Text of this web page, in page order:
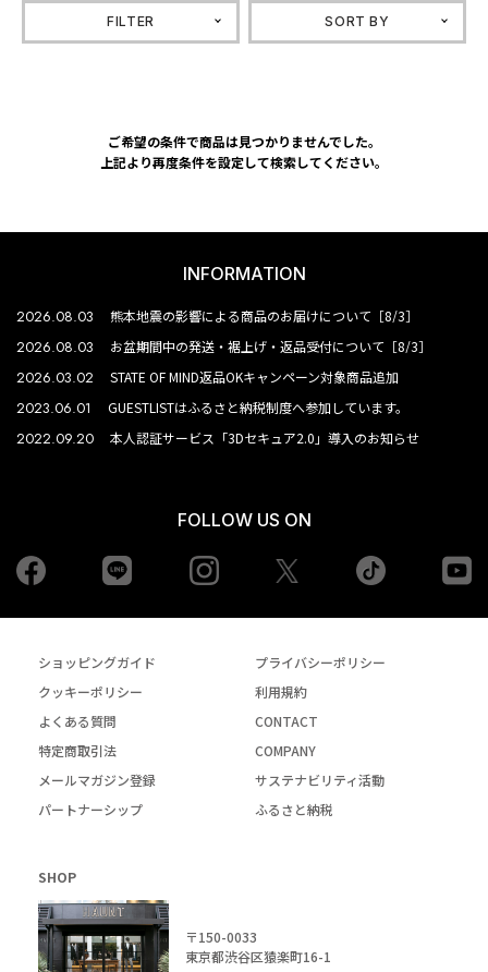
FILTER SORT BY
ご希望の条件で商品は見つかりませんでした。
上記より再度条件を設定して検索してください。
INFORMATION
2026.08.03 熊本地震の影響による商品のお届けについて［8/3］
2026.08.03 お盆期間中の発送・裾上げ・返品受付について［8/3］
2026.03.02 STATE OF MIND返品OKキャンペーン対象商品追加
2023.06.01 GUESTLISTはふるさと納税制度へ参加しています。
2022.09.20 本人認証サービス「3Dセキュア2.0」導入のお知らせ
FOLLOW US ON
Facebook Instagram tiktok
ショッピングガイド
プライバシーポリシー
クッキーポリシー
利用規約
よくある質問
CONTACT
特定商取引法
COMPANY
メールマガジン登録
サステナビリティ活動
パートナーシップ
ふるさと納税
SHOP
〒150-0033
東京都渋谷区猿楽町16-1